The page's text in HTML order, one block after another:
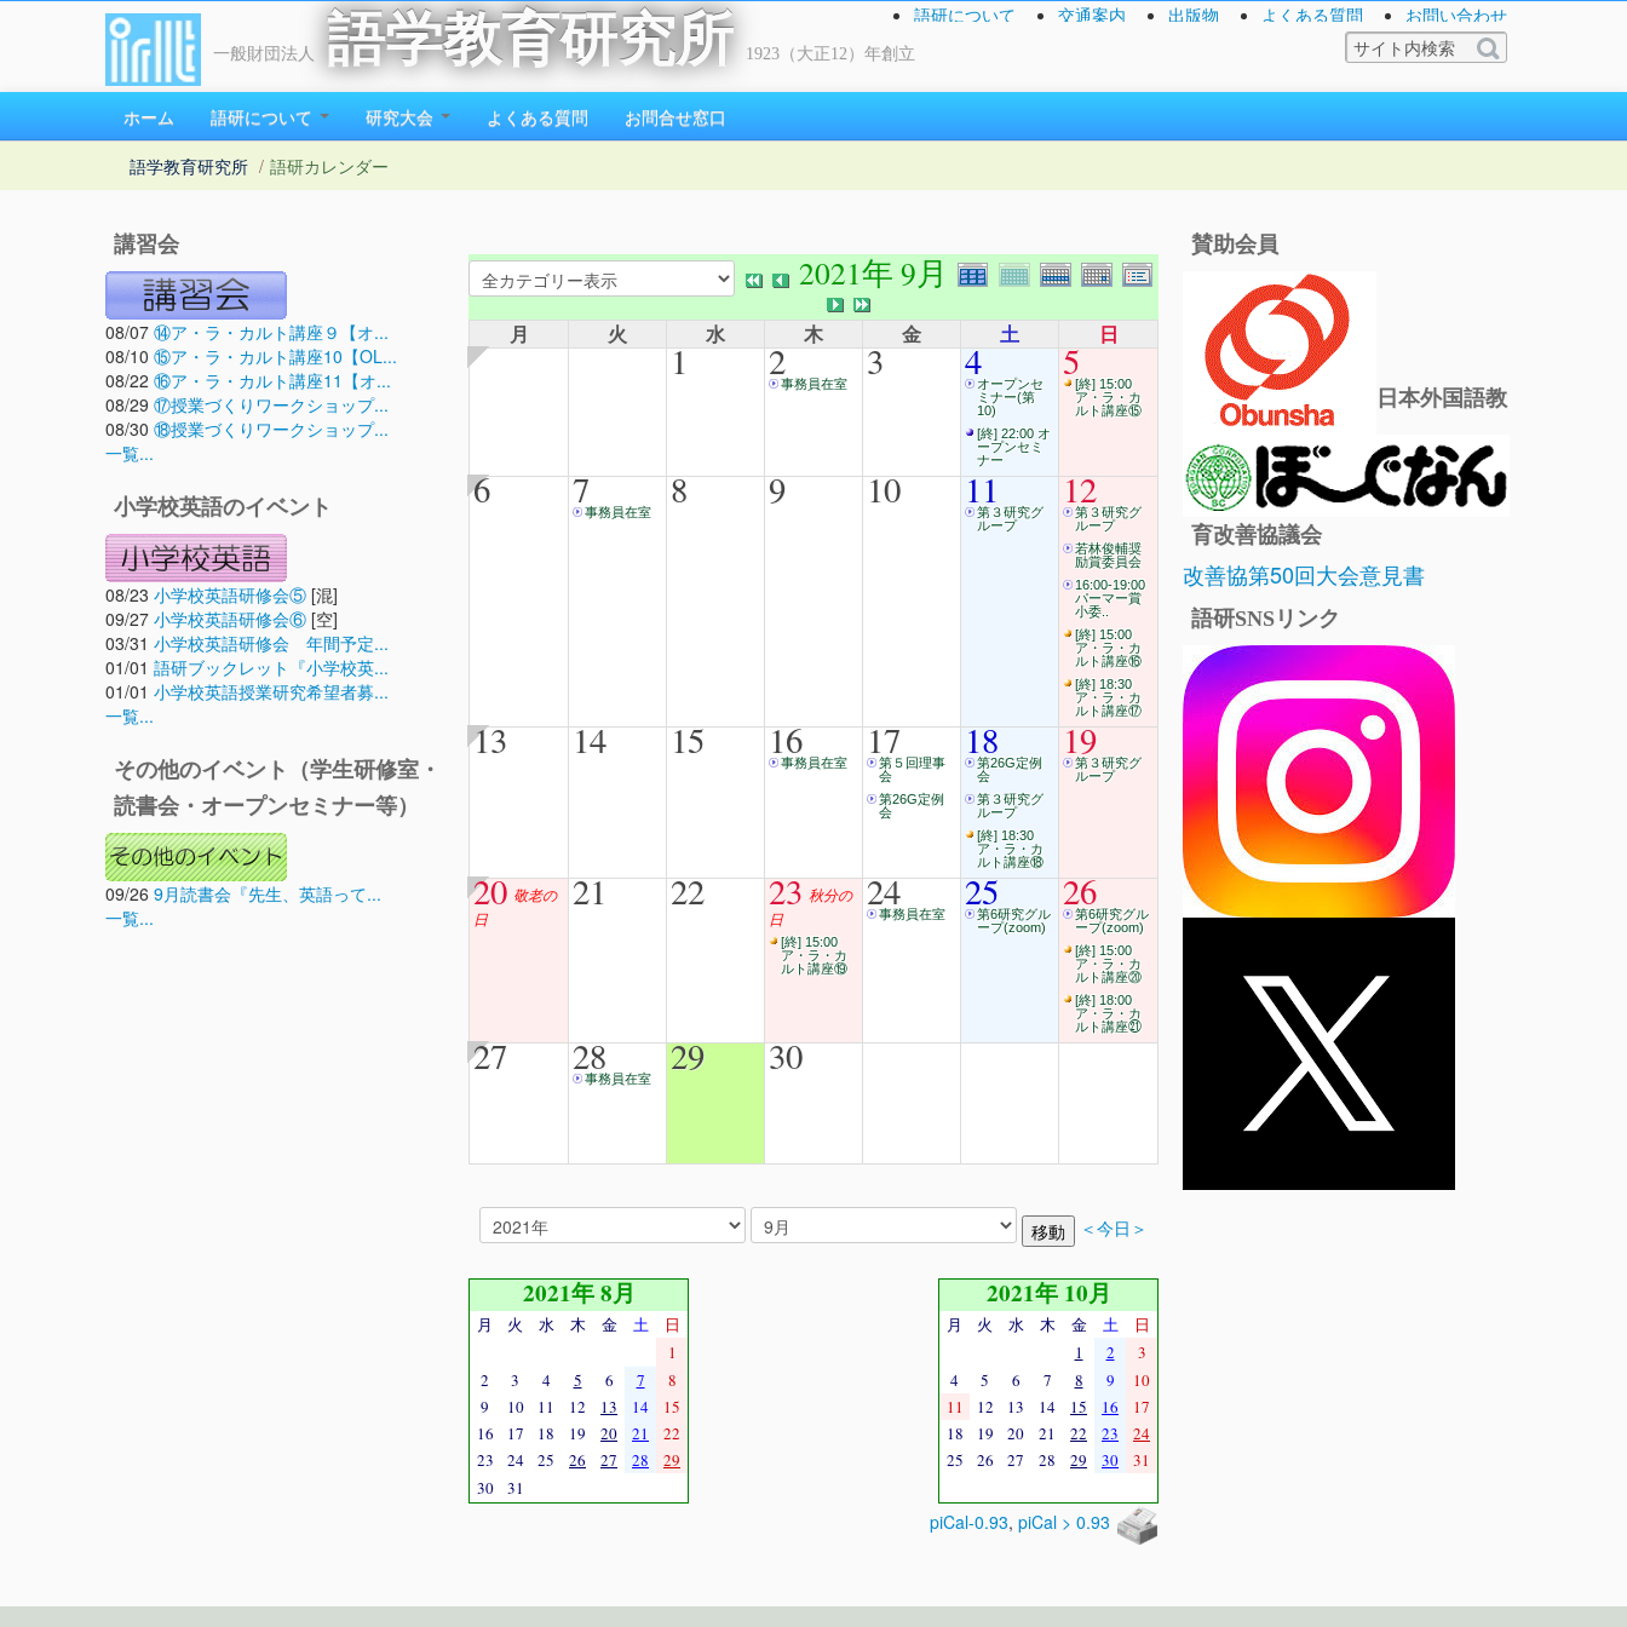
一般財団法人 語学教育研究所 1923（大正12）年創立
語研について 交通案内 出版物 よくある質問 お問い合わせ
ホーム 語研について 研究大会 よくある質問 お問合せ窓口
語学教育研究所 / 語研カレンダー
講習会
08/07 ⑭ア・ラ・カルト講座９【オ...
08/10 ⑮ア・ラ・カルト講座10【OL...
08/22 ⑯ア・ラ・カルト講座11【オ...
08/29 ⑰授業づくりワークショップ...
08/30 ⑱授業づくりワークショップ...
一覧...
小学校英語のイベント
08/23 小学校英語研修会⑤ [混]
09/27 小学校英語研修会⑥ [空]
03/31 小学校英語研修会 年間予定...
01/01 語研ブックレット『小学校英...
01/01 小学校英語授業研究希望者募...
一覧...
その他のイベント（学生研修室・
読書会・オープンセミナー等）
09/26 9月読書会『先生、英語って...
一覧...
2021年 9月
月 火 水 木 金 土 日
1 2事務員在室 3 4オープンセ
ミナー(第
10)
[終] 22:00 オ
ープンセミ
ナー
5[終] 15:00
ア・ラ・カ
ルト講座⑮
6 7事務員在室 8 9 10 11
第３研究グ
ループ
12
第３研究グ
ループ
若林俊輔奨
励賞委員会
16:00-19:00
パーマー賞
小委..
[終] 15:00
ア・ラ・カ
ルト講座⑯
[終] 18:30
ア・ラ・カ
ルト講座⑰
13 14 15 16
事務員在室 17
第５回理事
会
第26G定例
会
18
第26G定例
会
第３研究グ
ループ
[終] 18:30
ア・ラ・カ
ルト講座⑱
19
第３研究グ
ループ
20 敬老の
日
21 22 23 秋分の
日
[終] 15:00
ア・ラ・カ
ルト講座⑲
24
事務員在室 25
第6研究グル
ープ(zoom)
26
第6研究グル
ープ(zoom)
[終] 15:00
ア・ラ・カ
ルト講座⑳
[終] 18:00
ア・ラ・カ
ルト講座㉑
27 28
事務員在室 29 30
＜今日＞
2021年 8月
月 火 水 木 金 土
日
1
2
3 4 5 6 7
8
9
10 11 12 13 14
15
16
17 18 19 20 21
22
23
24 25 26 27 28
29
30
31
2021年 10月
月 火 水 木 金 土
日
1
2
3
4
5 6 7 8 9
10
11
12 13 14 15 16
17
18
19 20 21 22 23
24
25
26 27 28 29 30 31
piCal-0.93, piCal > 0.93
賛助会員
日本外国語教
育改善協議会
改善協第50回大会意見書
語研SNSリンク